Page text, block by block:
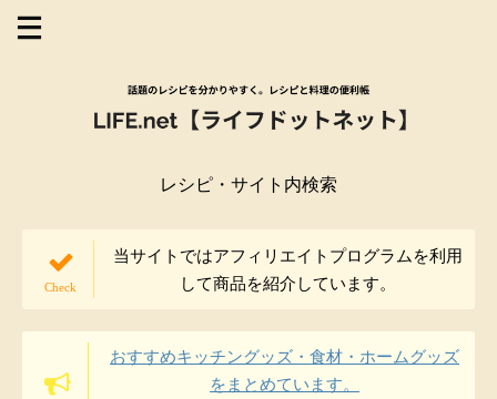
レシピ・サイト内検索
当サイトではアフィリエイトプログラムを利用
して商品を紹介しています。
おすすめキッチングッズ・食材・ホームグッズ
をまとめています。